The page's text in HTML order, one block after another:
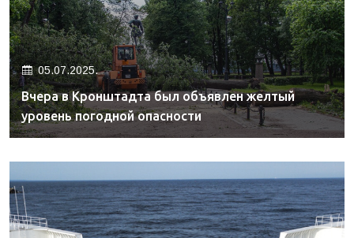
05.07.2025.
Вчера в Кронштадта был объявлен желтый
уровень погодной опасности